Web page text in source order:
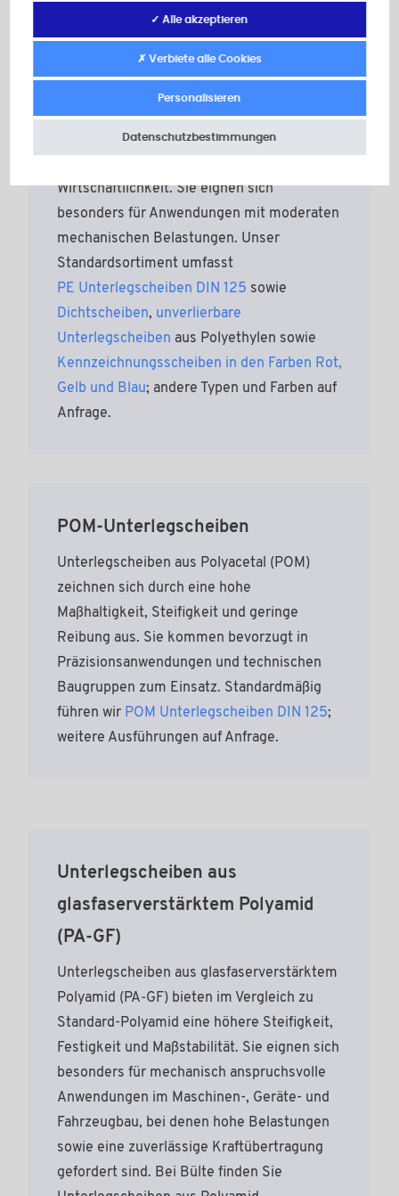
Polyethylen-Unterlegscheiben
(PE)
Unterlegscheiben aus PE überzeugen durch
ihre gute Chemikalienbeständigkeit, ihr
Wirtschaftlichkeit. Sie eignen sich
besonders für Anwendungen mit moderaten
mechanischen Belastungen. Unser
Standardsortiment umfasst
PE Unterlegscheiben DIN 125 sowie
Dichtscheiben, unverlierbare
Unterlegscheiben aus Polyethylen sowie
Kennzeichnungsscheiben in den Farben Rot,
Gelb und Blau; andere Typen und Farben auf
Anfrage.
POM-Unterlegscheiben
Unterlegscheiben aus Polyacetal (POM)
zeichnen sich durch eine hohe
Maßhaltigkeit, Steifigkeit und geringe
Reibung aus. Sie kommen bevorzugt in
Präzisionsanwendungen und technischen
Baugruppen zum Einsatz. Standardmäßig
führen wir POM Unterlegscheiben DIN 125;
weitere Ausführungen auf Anfrage.
Unterlegscheiben aus
glasfaserverstärktem Polyamid
(PA‑GF)
Unterlegscheiben aus glasfaserverstärktem
Polyamid (PA‑GF) bieten im Vergleich zu
Standard-Polyamid eine höhere Steifigkeit,
Festigkeit und Maßstabilität. Sie eignen sich
besonders für mechanisch anspruchsvolle
Anwendungen im Maschinen-, Geräte- und
Fahrzeugbau, bei denen hohe Belastungen
sowie eine zuverlässige Kraftübertragung
gefordert sind. Bei Bülte finden Sie
✓ Alle akzeptieren
✗ Verbiete alle Cookies
Personalisieren
Datenschutzbestimmungen